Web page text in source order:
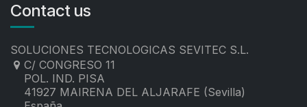
Contact us
SOLUCIONES TECNOLOGICAS SEVITEC S.L.
C/ CONGRESO 11
POL. IND. PISA
41927 MAIRENA DEL ALJARAFE (Sevilla)